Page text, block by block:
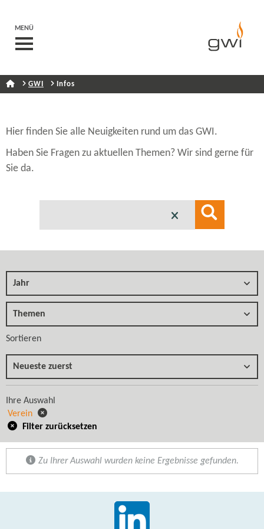
MENÜ
GWI Infos
Hier finden Sie alle Neuigkeiten rund um das GWI.
Haben Sie Fragen zu aktuellen Themen? Wir sind gerne für
Sie da.
Jahr
Themen
Sortieren
Neueste zuerst
Ihre Auswahl
Verein
Filter zurücksetzen
Zu Ihrer Auswahl wurden keine Ergebnisse gefunden.